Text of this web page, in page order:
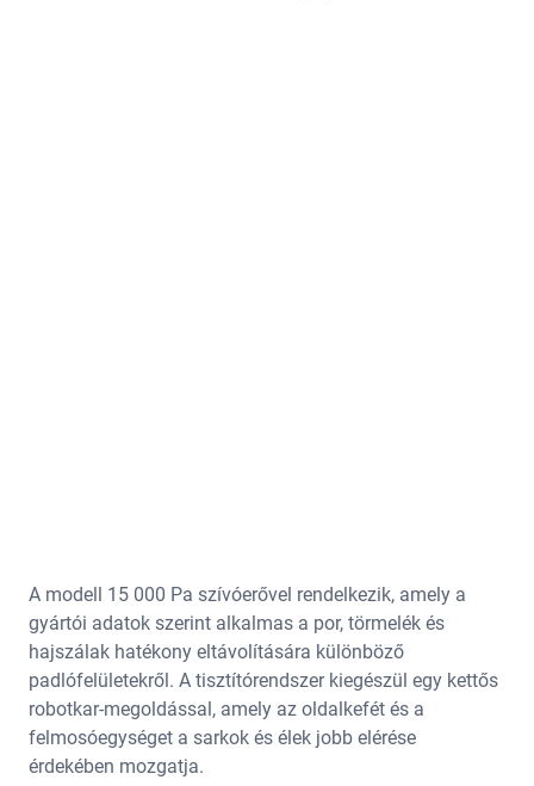
A modell 15 000 Pa szívóerővel rendelkezik, amely a
gyártói adatok szerint alkalmas a por, törmelék és
hajszálak hatékony eltávolítására különböző
padlófelületekről. A tisztítórendszer kiegészül egy kettős
robotkar-megoldással, amely az oldalkefét és a
felmosóegységet a sarkok és élek jobb elérése
érdekében mozgatja.